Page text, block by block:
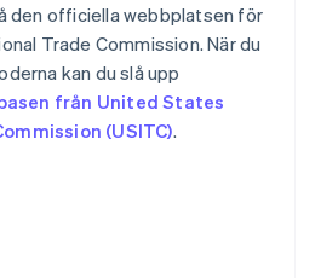
den officiella webbplatsen för
Trade Commission. När du
kan du slå upp
från United States
(USITC).